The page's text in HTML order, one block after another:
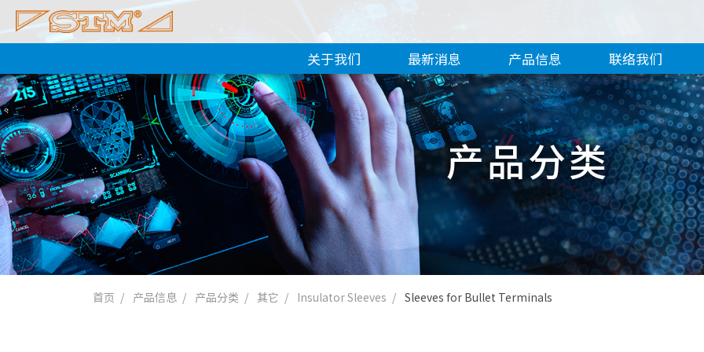
关于我们 最新消息 产品信息 联络我们
产品分类
首页 产品信息 产品分类 其它 Insulator Sleeves Sleeves for Bullet Terminals